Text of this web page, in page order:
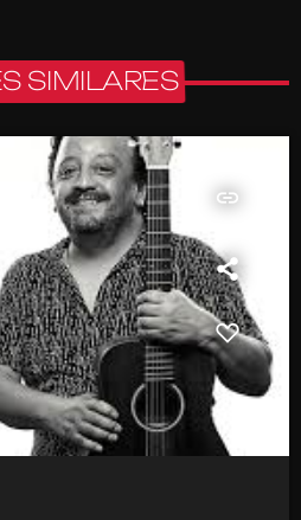
SIMILARES
insert_link